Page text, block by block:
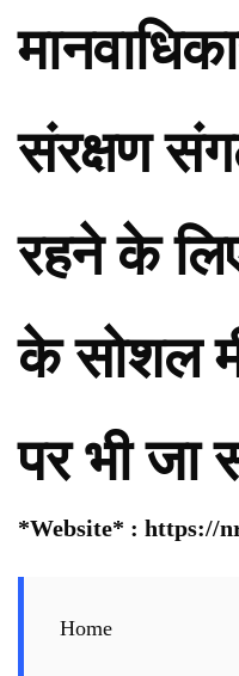
संरक्षण
रहने के
के सोशल
पर भी जा
*Website* : https://
Home